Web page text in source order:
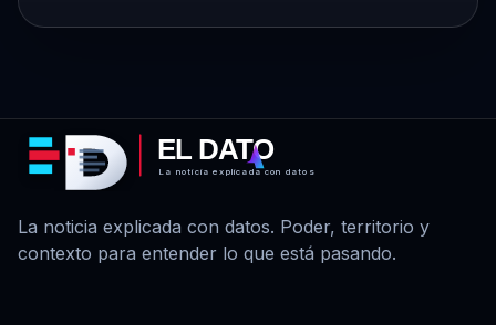
EL DATO
La noticia explicada con datos
La noticia explicada con datos. Poder, territorio y
contexto para entender lo que está pasando.